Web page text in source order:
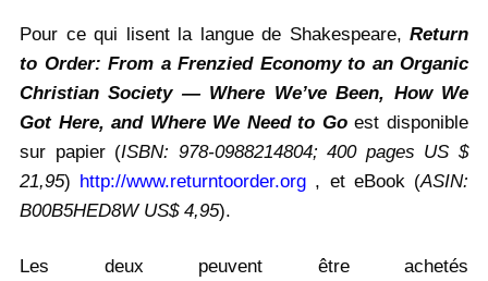
Pour ce qui lisent la langue de Shakespeare, Return
to Order: From a Frenzied Economy to an Organic
Christian Society — Where We’ve Been, How We
Got Here, and Where We Need to Goest disponible
sur papier (ISBN: 978-0988214804; 400 pages US $
21,95) http://www.returntoorder.org , et eBook (ASIN:
B00B5HED8W US$ 4,95).
Les deux peuvent être achetés